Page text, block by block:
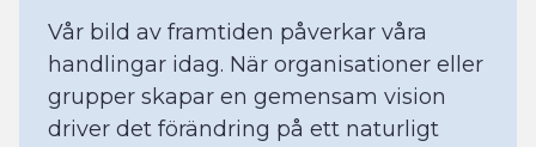
Vår bild av framtiden påverkar våra
handlingar idag. När organisationer eller
grupper skapar en gemensam vision
driver det förändring på ett naturligt